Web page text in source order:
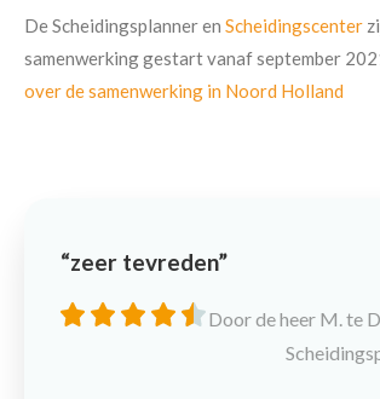
De Scheidingsplanner en Scheidingscenter
samenwerking gestart vanaf september
over de samenwerking in Noord Holland
zeer tevreden
Door de heer M. te